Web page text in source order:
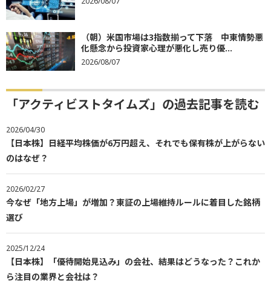
（朝）米国市場は3指数揃って下落 中東情勢悪
化懸念から投資家心理が悪化し売り優...
2026/08/07
「アクティビストタイムズ」の過去記事を読む
2026/04/30
【日本株】日経平均株価が6万円超え、それでも保有株が上がらない
のはなぜ？
2026/02/27
今なぜ「地方上場」が増加？東証の上場維持ルールに着目した銘柄
選び
2025/12/24
【日本株】「優待開始見込み」の会社、結果はどうなった？これか
ら注目の業界と会社は？